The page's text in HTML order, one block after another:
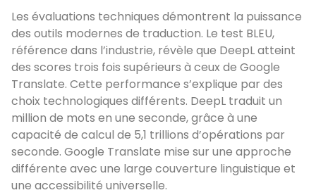
Les évaluations techniques démontrent la puissance
des outils modernes de traduction. Le test BLEU,
référence dans l’industrie, révèle que DeepL atteint
des scores trois fois supérieurs à ceux de Google
Translate. Cette performance s’explique par des
choix technologiques différents. DeepL traduit un
million de mots en une seconde, grâce à une
capacité de calcul de 5,1 trillions d’opérations par
seconde. Google Translate mise sur une approche
différente avec une large couverture linguistique et
une accessibilité universelle.